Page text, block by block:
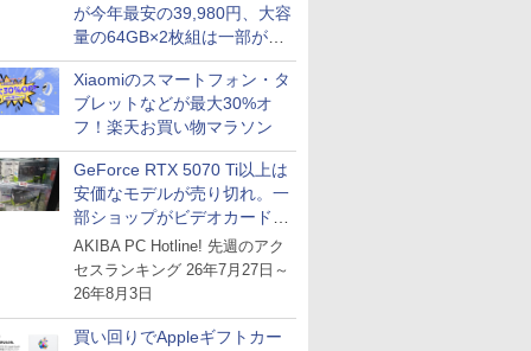
が今年最安の39,980円、大容
量の64GB×2枚組は一部が続
騰 [8月前半のメモリ価格]
Xiaomiのスマートフォン・タ
ブレットなどが最大30%オ
フ！楽天お買い物マラソン
GeForce RTX 5070 Ti以上は
安価なモデルが売り切れ。一
部ショップがビデオカードの
購入制限を実施したニュース
が注目を集める
AKIBA PC Hotline! 先週のアク
セスランキング 26年7月27日～
26年8月3日
買い回りでAppleギフトカー